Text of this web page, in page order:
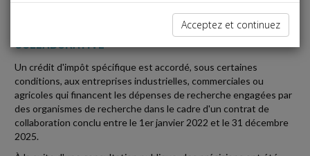
CRÉDIT D'IMPÔT EN FAVEUR DE LA RECHERCHE
COLLABORATIVE
Un crédit d'impôt spécifique est accordé, sous certaines
conditions, aux entreprises industrielles, commerciales ou
agricoles qui financent les dépenses de recherche engagées par
des organismes de recherche dans le cadre d'un contrat de
collaboration conclu entre le 1er janvier 2022 et le 31 décembre
2025.
Acceptez et continuez